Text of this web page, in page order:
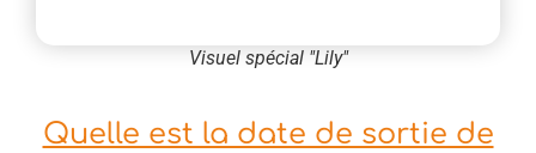
Visuel spécial "Lily"
Quelle est la date de sortie de